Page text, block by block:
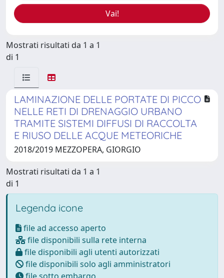
Mostrati risultati da 1 a 1
di 1
LAMINAZIONE DELLE PORTATE DI PICCO
NELLE RETI DI DRENAGGIO URBANO
TRAMITE SISTEMI DIFFUSI DI RACCOLTA
E RIUSO DELLE ACQUE METEORICHE
2018/2019 MEZZOPERA, GIORGIO
Mostrati risultati da 1 a 1
di 1
Legenda icone
file ad accesso aperto
file disponibili sulla rete interna
file disponibili agli utenti autorizzati
file disponibili solo agli amministratori